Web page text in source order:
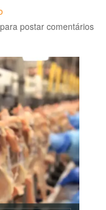
para postar comentários